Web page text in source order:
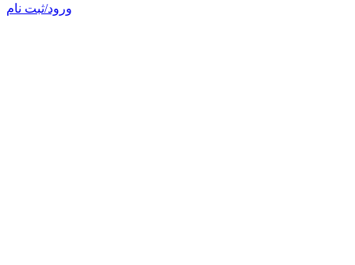
ورود/ثبت نام